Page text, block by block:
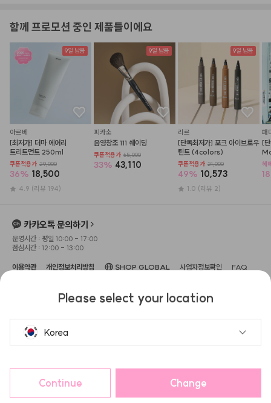
함께 프로모션 중인 제품들이에요
9일 남음
아르베
[최저가] 더마 에어리
트리트먼트 250ml
쿠폰적용가 29,000
36% 18,500
4.9 (리뷰 194)
9일 남음
피카소
음영창조 111 쉐이딩
쿠폰적용가 65,000
33% 43,110
9일 남음
리르
[단독최저가] 포크 아이브로우
틴트 (4colors)
쿠폰적용가 21,000
49% 10,573
1.0 (리뷰 2)
패
[
타
헤
18
구매하기
카카오톡 문의하기
운영시간 : 평일 10:00 - 17:00
점심시간 : 12:00 - 13:00
이용약관 개인정보처리방침 SHOP GLOBAL 사업자정보확인 FAQ
로 104, 3층(신사동, 보암빌딩)
고객센터 : 1533-0645
사업자 등록번호 : 666-87-
통신판매업신고번호 : 2022-서울강
남-02255
Please select your location
Korea
Continue Change